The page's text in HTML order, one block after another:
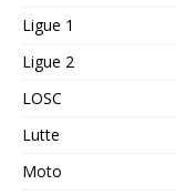
Ligue 1
Ligue 2
LOSC
Lutte
Moto